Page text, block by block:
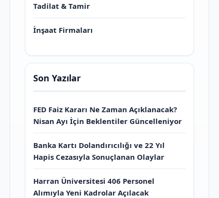
Tadilat & Tamir
İnşaat Firmaları
Son Yazılar
FED Faiz Kararı Ne Zaman Açıklanacak?
Nisan Ayı İçin Beklentiler Güncelleniyor
Banka Kartı Dolandırıcılığı ve 22 Yıl
Hapis Cezasıyla Sonuçlanan Olaylar
Harran Üniversitesi 406 Personel
Alımıyla Yeni Kadrolar Açılacak